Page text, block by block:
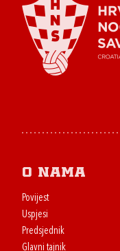
O nama
Povijest
Uspjesi
Predsjednik
Glavni tajnik